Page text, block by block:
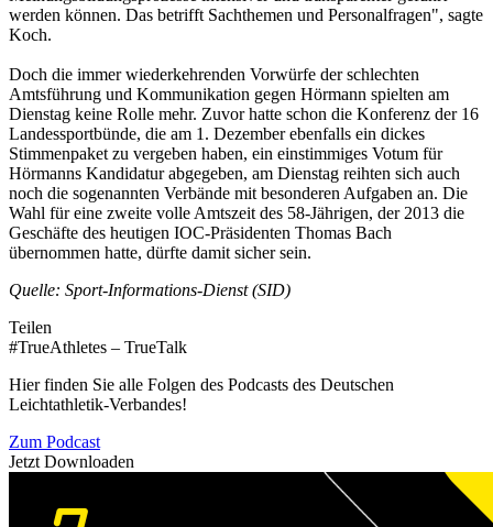
werden können. Das betrifft Sachthemen und Personalfragen", sagte
Koch.
Doch die immer wiederkehrenden Vorwürfe der schlechten
Amtsführung und Kommunikation gegen Hörmann spielten am
Dienstag keine Rolle mehr. Zuvor hatte schon die Konferenz der 16
Landessportbünde, die am 1. Dezember ebenfalls ein dickes
Stimmenpaket zu vergeben haben, ein einstimmiges Votum für
Hörmanns Kandidatur abgegeben, am Dienstag reihten sich auch
noch die sogenannten Verbände mit besonderen Aufgaben an. Die
Wahl für eine zweite volle Amtszeit des 58-Jährigen, der 2013 die
Geschäfte des heutigen IOC-Präsidenten Thomas Bach
übernommen hatte, dürfte damit sicher sein.
Quelle: Sport-Informations-Dienst (SID)
Teilen
#TrueAthletes – TrueTalk
Hier finden Sie alle Folgen des Podcasts des Deutschen
Leichtathletik-Verbandes!
Zum Podcast
Jetzt Downloaden